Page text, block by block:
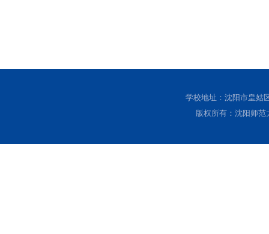
学校地址：沈阳市皇姑
版权所有：沈阳师